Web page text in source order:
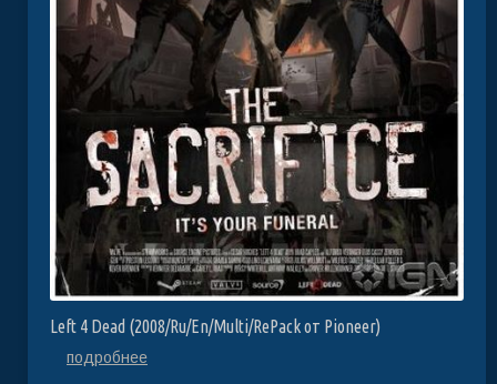
Left 4 Dead (2008/Ru/En/Multi/RePack от Pioneer)
подробнее